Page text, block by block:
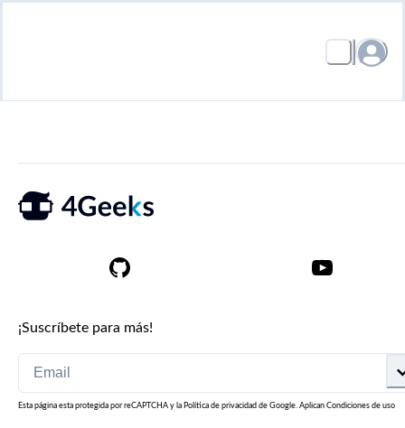
¡Suscríbete para más!
Esta página esta protegida por reCAPTCHA y la Política de privacidad de Google. Aplican Condiciones de uso